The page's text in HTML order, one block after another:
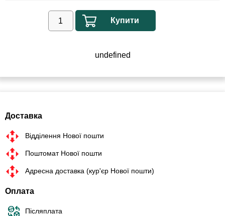
Купити
undefined
Доставка
Відділення Нової пошти
Поштомат Нової пошти
Адресна доставка (кур'єр Нової пошти)
Оплата
Післяплата